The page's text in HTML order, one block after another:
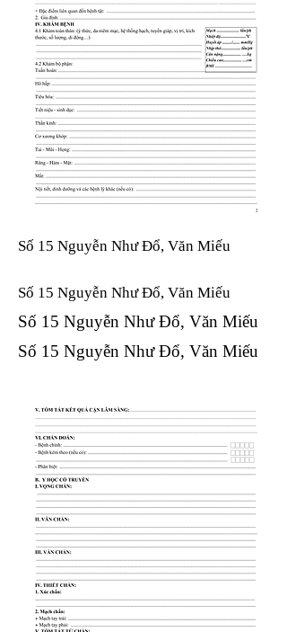
Số 15 Nguyễn Như Đổ, Văn Miếu
Số 15 Nguyễn Như Đổ, Văn Miếu​​​​
Số 15 Nguyễn Như Đổ, Văn Miếu​​​​
Số 15 Nguyễn Như Đổ, Văn Miếu​​​​